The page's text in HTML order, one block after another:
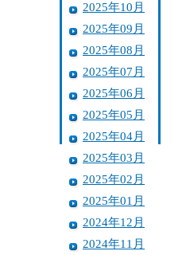
2025年10月
2025年09月
2025年08月
2025年07月
2025年06月
2025年05月
2025年04月
2025年03月
2025年02月
2025年01月
2024年12月
2024年11月